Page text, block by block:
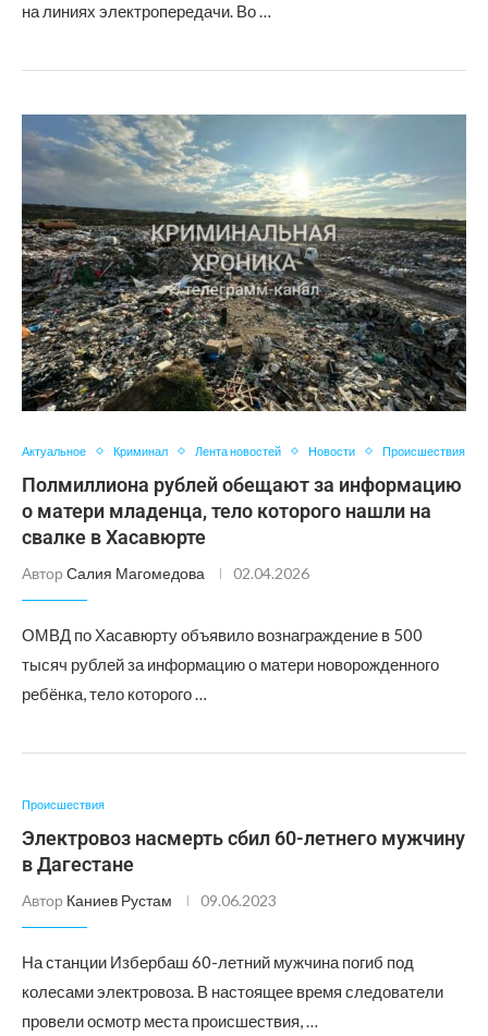
на линиях электропередачи. Во …
Актуальное Криминал Лента новостей Новости Происшествия
Полмиллиона рублей обещают за информацию
о матери младенца, тело которого нашли на
свалке в Хасавюрте
Автор Салия Магомедова 02.04.2026
ОМВД по Хасавюрту объявило вознаграждение в 500
тысяч рублей за информацию о матери новорожденного
ребёнка, тело которого …
Происшествия
Электровоз насмерть сбил 60-летнего мужчину
в Дагестане
Автор Каниев Рустам 09.06.2023
На станции Избербаш 60-летний мужчина погиб под
колесами электровоза. В настоящее время следователи
провели осмотр места происшествия, …